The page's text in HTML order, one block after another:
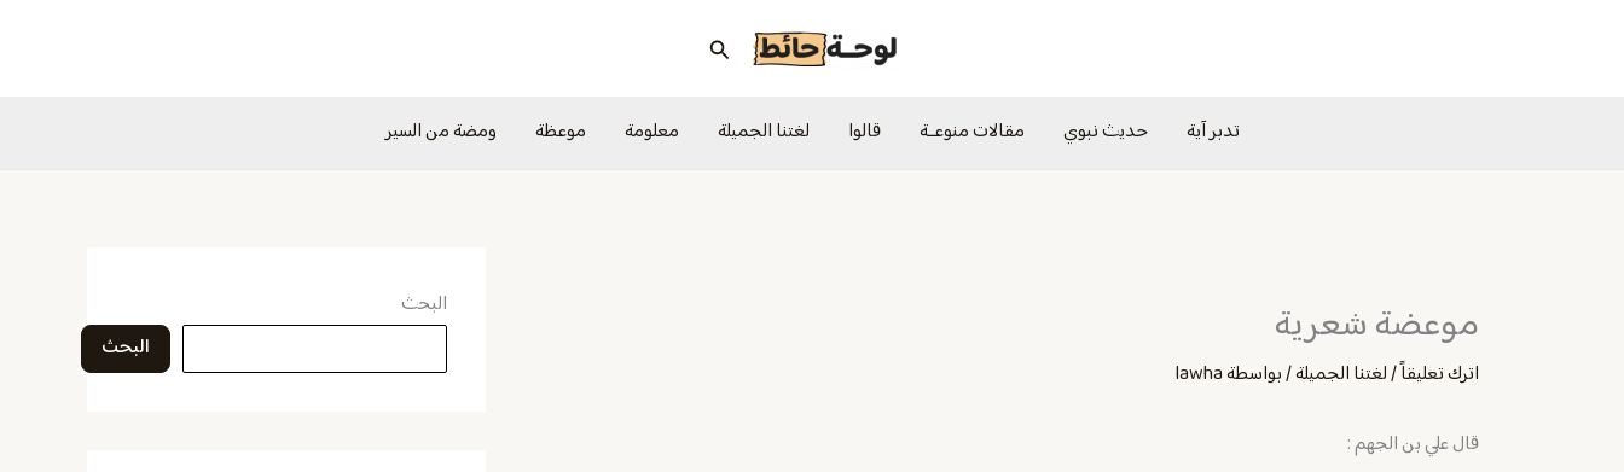
البحث
تدبر آية حديث نبوي مقالات منوعــة قالوا لغتنا الجميلة معلومة موعظة ومضة من السير
موعضة شعرية
اترك تعليقاً/لغتنا الجميلة/ بواسطةlawha
قال علي بن الجهم :
البحث
البحث